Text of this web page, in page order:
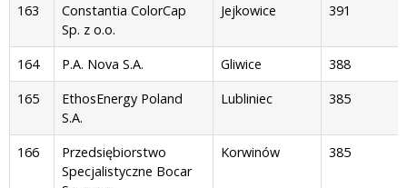
163
Constantia ColorCap
Sp. z o.o.
Jejkowice 391
164 P.A. Nova S.A. Gliwice
388
165
EthosEnergy Poland
S.A.
Lubliniec 385
166
Przedsiębiorstwo
Specjalistyczne Bocar
Korwinów 385